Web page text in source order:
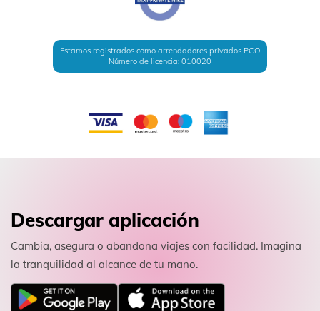
Estamos registrados como arrendadores privados PCO
Número de licencia: 010020
Descargar aplicación
Cambia, asegura o abandona viajes con facilidad. Imagina
la tranquilidad al alcance de tu mano.